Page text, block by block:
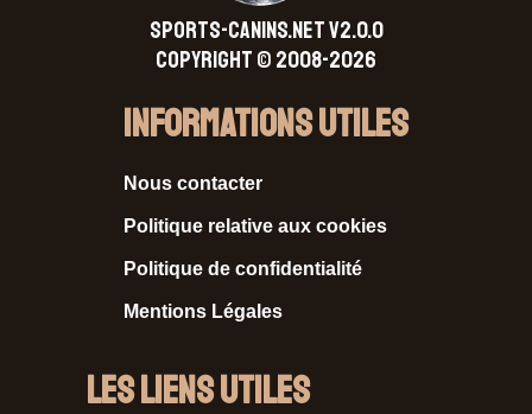
SPORTS-CANINS.NET V2.0.0
Copyright © 2008-2026
Informations Utiles
Nous contacter
Politique relative aux cookies
Politique de confidentialité
Mentions Légales
Les liens utiles